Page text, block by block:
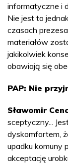
informatyczne i
Nie jest to
czasach
materiałów
jakikolwiek
obawiają się
PAP: Nie
Sławomir
sceptyczny...
dyskomfortem,
upadku komuny
akceptację